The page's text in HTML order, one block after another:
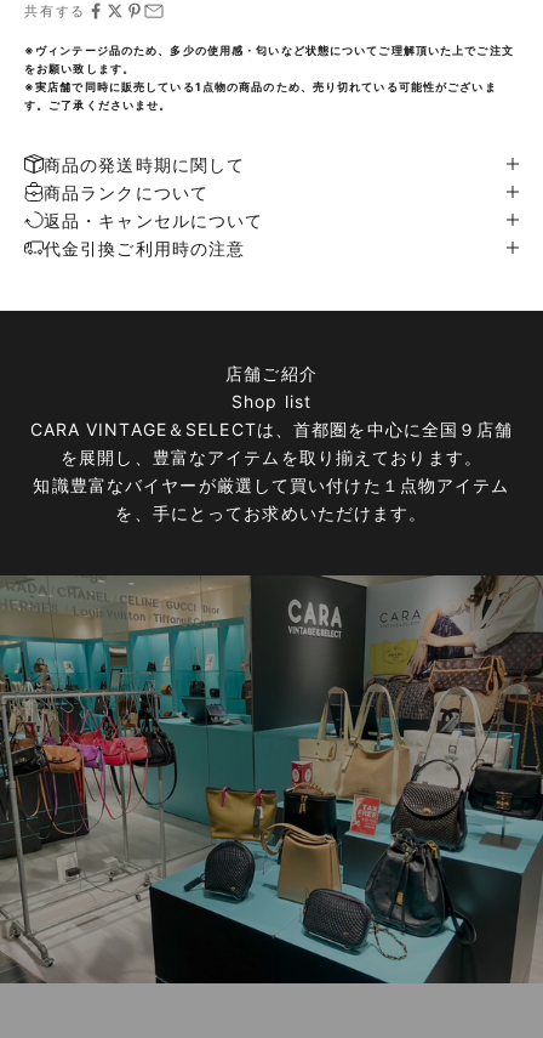
共有する
※ヴィンテージ品のため、多少の使用感・匂いなど状態についてご理解頂いた上でご注文
をお願い致します。
※実店舗で同時に販売している1点物の商品のため、売り切れている可能性がございま
す。ご了承くださいませ。
商品の発送時期に関して
商品ランクについて
返品・キャンセルについて
代金引換ご利用時の注意
店舗ご紹介
Shop list
CARA VINTAGE＆SELECTは、首都圏を中心に全国９店舗
を展開し、豊富なアイテムを取り揃えております。
知識豊富なバイヤーが厳選して買い付けた１点物アイテム
を、手にとってお求めいただけます。